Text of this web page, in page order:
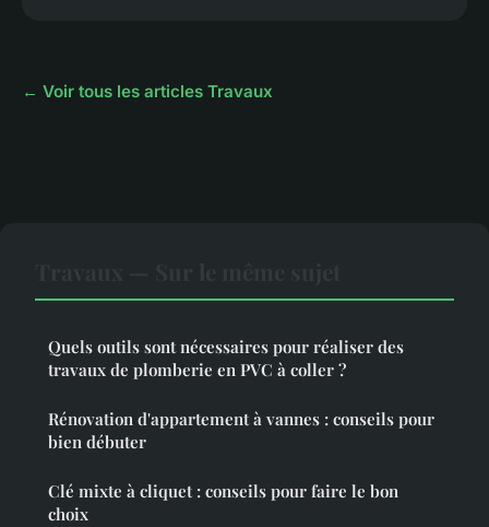
← Voir tous les articles Travaux
Quels outils sont nécessaires pour réaliser des
travaux de plomberie en PVC à coller ?
Rénovation d'appartement à vannes : conseils pour
bien débuter
Clé mixte à cliquet : conseils pour faire le bon
choix